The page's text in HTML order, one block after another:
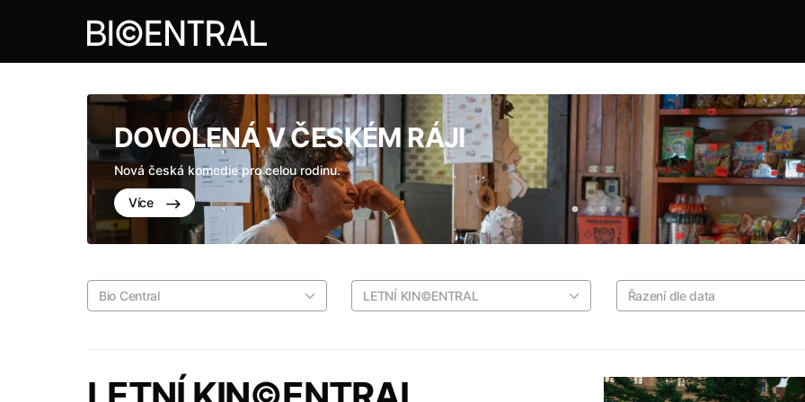
DOVOLENÁ V ČESKÉM RÁJI
Nová česká komedie pro celou rodinu.
Více
Bio Central LETNÍ KIN©ENTRAL Řazení dle data